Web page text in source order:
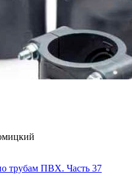
трубам ПВХ. Часть 37